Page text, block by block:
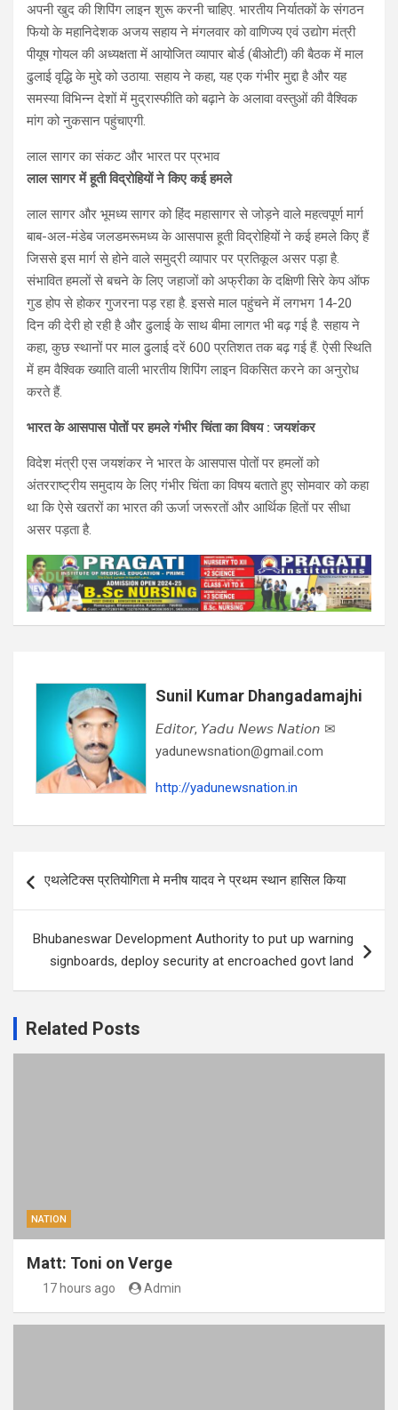
अपनी खुद की शिपिंग लाइन शुरू करनी चाहिए. भारतीय निर्यातकों के संगठन
फियो के महानिदेशक अजय सहाय ने मंगलवार को वाणिज्य एवं उद्योग मंत्री
पीयूष गोयल की अध्यक्षता में आयोजित व्यापार बोर्ड (बीओटी) की बैठक में माल
ढुलाई वृद्धि के मुद्दे को उठाया. सहाय ने कहा, यह एक गंभीर मुद्दा है और यह
समस्या विभिन्न देशों में मुद्रास्फीति को बढ़ाने के अलावा वस्तुओं की वैश्विक
मांग को नुकसान पहुंचाएगी.
लाल सागर का संकट और भारत पर प्रभाव
लाल सागर में हूती विद्रोहियों ने किए कई हमले
लाल सागर और भूमध्य सागर को हिंद महासागर से जोड़ने वाले महत्वपूर्ण मार्ग
बाब-अल-मंडेब जलडमरूमध्य के आसपास हूती विद्रोहियों ने कई हमले किए हैं
जिससे इस मार्ग से होने वाले समुद्री व्यापार पर प्रतिकूल असर पड़ा है.
संभावित हमलों से बचने के लिए जहाजों को अफ्रीका के दक्षिणी सिरे केप ऑफ
गुड होप से होकर गुजरना पड़ रहा है. इससे माल पहुंचने में लगभग 14-20
दिन की देरी हो रही है और ढुलाई के साथ बीमा लागत भी बढ़ गई है. सहाय ने
कहा, कुछ स्थानों पर माल ढुलाई दरें 600 प्रतिशत तक बढ़ गई हैं. ऐसी स्थिति
में हम वैश्विक ख्याति वाली भारतीय शिपिंग लाइन विकसित करने का अनुरोध
करते हैं.
भारत के आसपास पोतों पर हमले गंभीर चिंता का विषय : जयशंकर
विदेश मंत्री एस जयशंकर ने भारत के आसपास पोतों पर हमलों को
अंतरराष्ट्रीय समुदाय के लिए गंभीर चिंता का विषय बताते हुए सोमवार को कहा
था कि ऐसे खतरों का भारत की ऊर्जा जरूरतों और आर्थिक हितों पर सीधा
असर पड़ता है.
Sunil Kumar Dhangadamajhi
𝘌𝘥𝘪𝘵𝘰𝘳, 𝘠𝘢𝘥𝘶 𝘕𝘦𝘸𝘴 𝘕𝘢𝘵𝘪𝘰𝘯 ✉
yadunewsnation@gmail.com
http://yadunewsnation.in
navigation
एथलेटिक्स प्रतियोगिता मे मनीष यादव ने प्रथम स्थान हासिल किया
Bhubaneswar Development Authority to put up warning
signboards, deploy security at encroached govt land
Related Posts
NATION
Matt: Toni on Verge
17 hours ago Admin